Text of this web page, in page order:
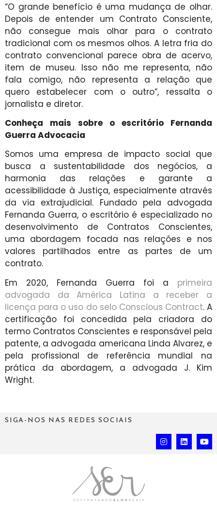
“O grande benefício é uma mudança de olhar.
Depois de entender um Contrato Consciente,
não consegue mais olhar para o contrato
tradicional com os mesmos olhos. A letra fria do
contrato convencional parece obra de acervo,
item de museu. Isso não me representa, não
fala comigo, não representa a relação que
quero estabelecer com o outro”, ressalta o
jornalista e diretor.
Conheça mais sobre o escritório Fernanda
Guerra Advocacia
Somos uma empresa de impacto social que
busca a sustentabilidade dos negócios, a
harmonia das relações e garante a
acessibilidade à Justiça, especialmente através
da via extrajudicial. Fundado pela advogada
Fernanda Guerra, o escritório é especializado no
desenvolvimento de Contratos Conscientes,
uma abordagem focada nas relações e nos
valores partilhados entre as partes de um
contrato.
Em 2020, Fernanda Guerra foi a primeira
advogada da América Latina a receber a
licença para o uso do selo Conscious Contract. A
certificação foi concedida pela criadora do
termo Contratos Conscientes e responsável pela
patente, a advogada americana Linda Alvarez, e
pela profissional de referência mundial na
prática da abordagem, a advogada J. Kim
Wright.
SIGA-NOS NAS REDES SOCIAIS